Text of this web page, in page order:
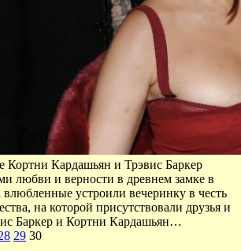
Кортни Кардашьян и Трэвис Баркер
любви и верности в древнем замке в
устроили вечеринку в честь
на которой присутствовали друзья и
Баркер и Кортни Кардашьян…
29 30